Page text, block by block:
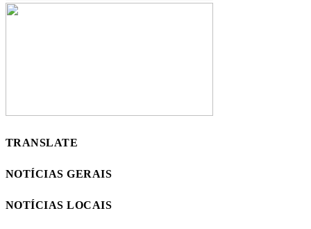
TRANSLATE
NOTÍCIAS GERAIS
NOTÍCIAS LOCAIS